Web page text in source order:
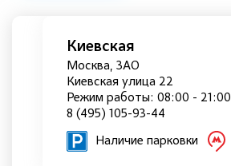
Киевская
Москва, ЗАО
Киевская улица 22
Режим работы: 08:00 - 21:00
8 (495) 105-93-44
Наличие парковки